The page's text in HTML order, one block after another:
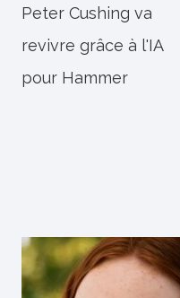
de
l’article
Peter Cushing va
revivre grâce à l'IA
pour Hammer